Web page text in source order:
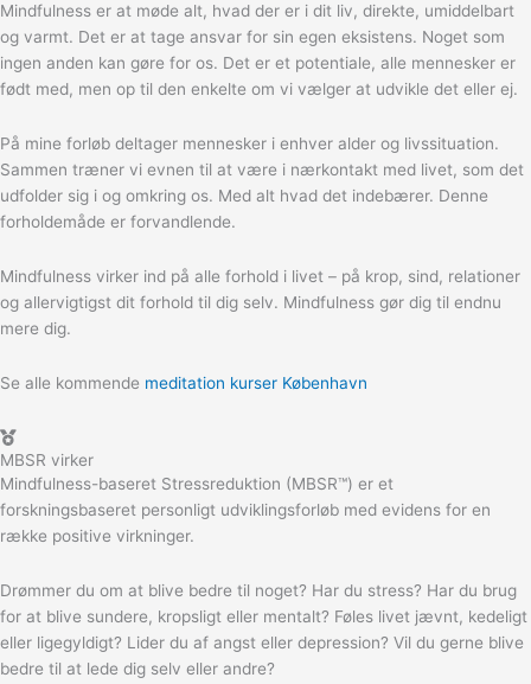
Mindfulness er at møde alt, hvad der er i dit liv, direkte, umiddelbart
og varmt. Det er at tage ansvar for sin egen eksistens. Noget som
ingen anden kan gøre for os. Det er et potentiale, alle mennesker er
født med, men op til den enkelte om vi vælger at udvikle det eller ej.
På mine forløb deltager mennesker i enhver alder og livssituation.
Sammen træner vi evnen til at være i nærkontakt med livet, som det
udfolder sig i og omkring os. Med alt hvad det indebærer. Denne
forholdemåde er forvandlende.
Mindfulness virker ind på alle forhold i livet – på krop, sind, relationer
og allervigtigst dit forhold til dig selv. Mindfulness gør dig til endnu
mere dig.
Se alle kommende meditation kurser København
MBSR virker
Mindfulness-baseret Stressreduktion (MBSR™) er et
forskningsbaseret personligt udviklingsforløb med evidens for en
række positive virkninger.
Drømmer du om at blive bedre til noget? Har du stress? Har du brug
for at blive sundere, kropsligt eller mentalt? Føles livet jævnt, kedeligt
eller ligegyldigt? Lider du af angst eller depression? Vil du gerne blive
bedre til at lede dig selv eller andre?